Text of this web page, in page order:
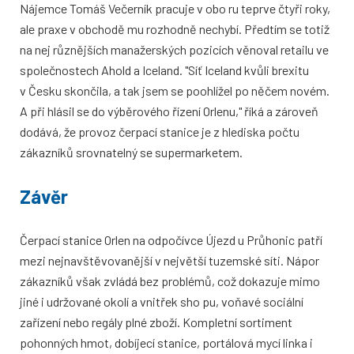
Nájemce Tomáš Večerník pracuje v obo ru teprve čtyři roky,
ale praxe v obchodě mu rozhodně nechybí. Předtím se totiž
na nej různějších manažerských pozicích věnoval retailu ve
společnostech Ahold a Iceland. "Síť Iceland kvůli brexitu
v Česku skončila, a tak jsem se poohlížel po něčem novém.
A při hlásil se do výběrového řízení Orlenu," říká a zároveň
dodává, že provoz čerpací stanice je z hlediska počtu
zákazníků srovnatelný se supermarketem.
Závěr
Čerpací stanice Orlen na odpočívce Újezd u Průhonic patří
mezi nejnavštěvovanější v největší tuzemské síti. Nápor
zákazníků však zvládá bez problémů, což dokazuje mimo
jiné i udržované okolí a vnitřek sho pu, voňavé sociální
zařízení nebo regály plné zboží. Kompletní sortiment
pohonných hmot, dobíjecí stanice, portálová mycí linka i